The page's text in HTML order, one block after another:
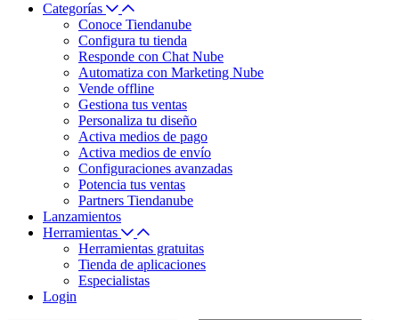
Categorías
Conoce Tiendanube
Configura tu tienda
Responde con Chat Nube
Automatiza con Marketing Nube
Vende offline
Gestiona tus ventas
Personaliza tu diseño
Activa medios de pago
Activa medios de envío
Configuraciones avanzadas
Potencia tus ventas
Partners Tiendanube
Lanzamientos
Herramientas
Herramientas gratuitas
Tienda de aplicaciones
Especialistas
Login